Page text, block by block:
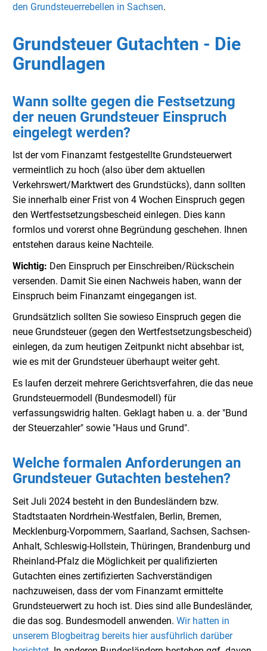
den Grundsteuerrebellen in Sachsen.
Grundsteuer Gutachten - Die
Grundlagen
Wann sollte gegen die Festsetzung
der neuen Grundsteuer Einspruch
eingelegt werden?
Ist der vom Finanzamt festgestellte Grundsteuerwert
vermeintlich zu hoch (also über dem aktuellen
Verkehrswert/Marktwert des Grundstücks), dann sollten
Sie innerhalb einer Frist von 4 Wochen Einspruch gegen
den Wertfestsetzungsbescheid einlegen. Dies kann
formlos und vorerst ohne Begründung geschehen. Ihnen
entstehen daraus keine Nachteile.
Wichtig: Den Einspruch per Einschreiben/Rückschein
versenden. Damit Sie einen Nachweis haben, wann der
Einspruch beim Finanzamt eingegangen ist.
Grundsätzlich sollten Sie sowieso Einspruch gegen die
neue Grundsteuer (gegen den Wertfestsetzungsbescheid)
einlegen, da zum heutigen Zeitpunkt nicht absehbar ist,
wie es mit der Grundsteuer überhaupt weiter geht.
Es laufen derzeit mehrere Gerichtsverfahren, die das neue
Grundsteuermodell (Bundesmodell) für
verfassungswidrig halten. Geklagt haben u. a. der "Bund
der Steuerzahler" sowie "Haus und Grund".
Welche formalen Anforderungen an
Grundsteuer Gutachten bestehen?
Seit Juli 2024 besteht in den Bundesländern bzw.
Stadtstaaten Nordrhein-Westfalen, Berlin, Bremen,
Mecklenburg-Vorpommern, Saarland, Sachsen, Sachsen-
Anhalt, Schleswig-Hollstein, Thüringen, Brandenburg und
Rheinland-Pfalz die Möglichkeit per qualifizierten
Gutachten eines zertifizierten Sachverständigen
nachzuweisen, dass der vom Finanzamt ermittelte
Grundsteuerwert zu hoch ist. Dies sind alle Bundesländer,
die das sog. Bundesmodell anwenden. Wir hatten in
unserem Blogbeitrag bereits hier ausführlich darüber